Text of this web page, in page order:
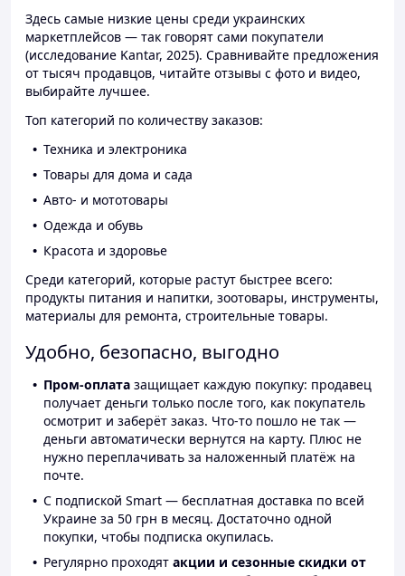
Здесь самые низкие цены среди украинских
маркетплейсов — так говорят сами покупатели
(исследование Kantar, 2025). Сравнивайте предложения
от тысяч продавцов, читайте отзывы с фото и видео,
выбирайте лучшее.
Топ категорий по количеству заказов:
Техника и электроника
Товары для дома и сада
Авто- и мототовары
Одежда и обувь
Красота и здоровье
Среди категорий, которые растут быстрее всего:
продукты питания и напитки, зоотовары, инструменты,
материалы для ремонта, строительные товары.
Удобно, безопасно, выгодно
Пром-оплата защищает каждую покупку: продавец
получает деньги только после того, как покупатель
осмотрит и заберёт заказ. Что-то пошло не так —
деньги автоматически вернутся на карту. Плюс не
нужно переплачивать за наложенный платёж на
почте.
С подпиской Smart — бесплатная доставка по всей
Украине за 50 грн в месяц. Достаточно одной
покупки, чтобы подписка окупилась.
Регулярно проходят акции и сезонные скидки от